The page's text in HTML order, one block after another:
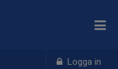
Logga in